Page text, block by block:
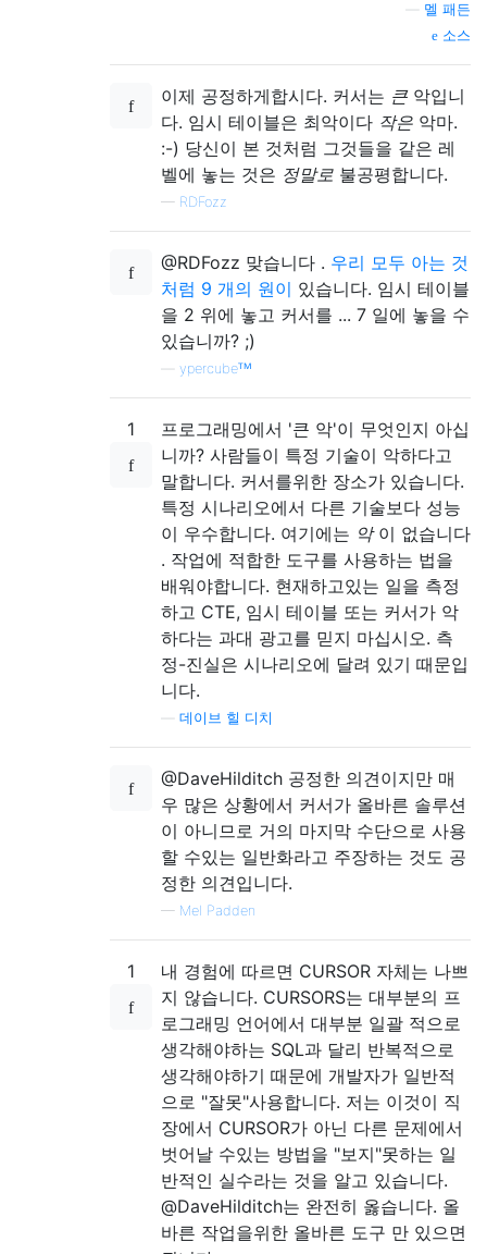
멜 패든
소스
이제 공정하게합시다. 커서는 큰악입니
다. 임시 테이블은 최악이다 작은 악마.
:-) 당신이 본 것처럼 그것들을 같은 레
벨에 놓는 것은 정말로 불공평합니다.
— RDFozz
@RDFozz 맞습니다 . 우리 모두 아는 것
처럼 9 개의 원이 있습니다. 임시 테이블
을 2 위에 놓고 커서를 ... 7 일에 놓을 수
있습니까? ;)
ypercubeᵀᴹ
1
프로그래밍에서 '큰 악'이 무엇인지 아십
니까? 사람들이 특정 기술이 악하다고
말합니다. 커서를위한 장소가 있습니다.
특정 시나리오에서 다른 기술보다 성능
이 우수합니다. 여기에는 악이 없습니다
. 작업에 적합한 도구를 사용하는 법을
배워야합니다. 현재하고있는 일을 측정
하고 CTE, 임시 테이블 또는 커서가 악
하다는 과대 광고를 믿지 마십시오. 측
정-진실은 시나리오에 달려 있기 때문입
니다.
데이브 힐 디치
@DaveHilditch 공정한 의견이지만 매
우 많은 상황에서 커서가 올바른 솔루션
이 아니므로 거의 마지막 수단으로 사용
할 수있는 일반화라고 주장하는 것도 공
정한 의견입니다.
— Mel Padden
1
내 경험에 따르면 CURSOR 자체는 나쁘
지 않습니다. CURSORS는 대부분의 프
로그래밍 언어에서 대부분 일괄 적으로
생각해야하는 SQL과 달리 반복적으로
생각해야하기 때문에 개발자가 일반적
으로 "잘못"사용합니다. 저는 이것이 직
장에서 CURSOR가 아닌 다른 문제에서
벗어날 수있는 방법을 "보지"못하는 일
반적인 실수라는 것을 알고 있습니다.
@DaveHilditch는 완전히 옳습니다. 올
바른 작업을위한 올바른 도구 만 있으면